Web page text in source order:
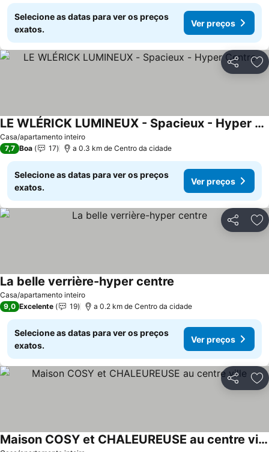
Selecione as datas para ver os preços
exatos.
Ver preços
Partilhar
Casa/apartamento inteiro
LE WLÉRICK LUMINEUX - Spacieux - Hyper Centre
7,7 Boa 17 a 0.3 km de Centro da cidade
Selecione as datas para ver os preços
exatos.
Ver preços
Partilhar
Casa/apartamento inteiro
La belle verrière-hyper centre
9,0 Excelente 19 a 0.2 km de Centro da cidade
Selecione as datas para ver os preços
exatos.
Ver preços
Partilhar
Maison COSY et CHALEUREUSE au centre ville